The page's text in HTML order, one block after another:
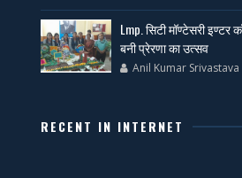
Lmp. सिटी मॉण्टेसरी इण्टर
बनी प्रेरणा का उत्सव
Anil Kumar Srivastava
RECENT IN INTERNET